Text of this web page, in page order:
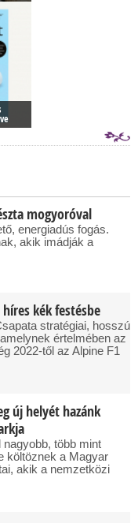
mogyoróval
energiadús fogás.
akik imádják a
kék festésbe
stratégiai, hosszú
értelmében az
2022-től az Alpine F1
új helyét hazánk
nagyobb, több mint
költöznek a Magyar
akik a nemzetközi